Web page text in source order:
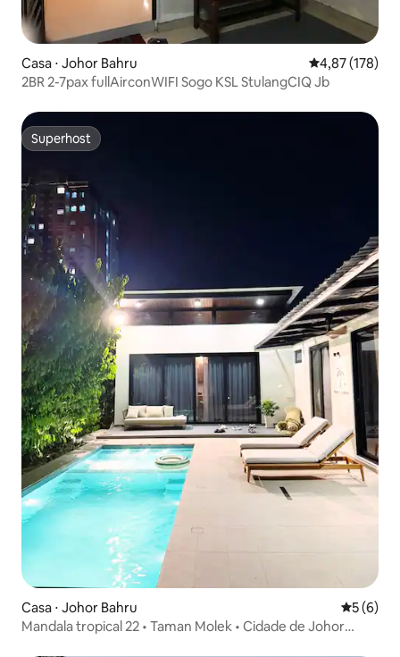
Casa ⋅ Johor Bahru 4,87 de uma
4,87 (178)
2BR 2-7pax fullAirconWIFI Sogo KSL StulangCIQ Jb
Superhost
Superhost
Casa ⋅ Johor Bahru 5 de
5 (6)
Mandala tropical 22 • Taman Molek • Cidade de Johor